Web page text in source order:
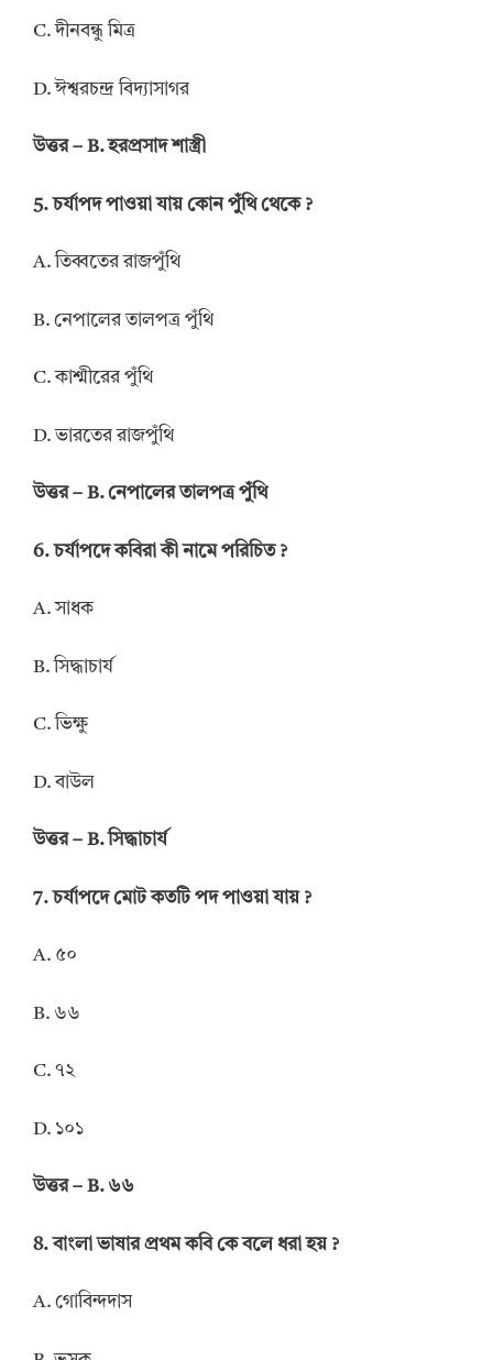
C. দীনবন্ধু মিত্র
D. ঈশ্বরচন্দ্র বিদ্যাসাগর
উত্তর – B. হরপ্রসাদ শাস্ত্রী
5. চর্যাপদ পাওয়া যায় কোন পুঁথি থেকে ?
A. তিব্বতের রাজপুঁথি
B. নেপালের তালপত্র পুঁথি
C. কাশ্মীরের পুঁথি
D. ভারতের রাজপুঁথি
উত্তর – B. নেপালের তালপত্র পুঁথি
6. চর্যাপদে কবিরা কী নামে পরিচিত ?
A. সাধক
B. সিদ্ধাচার্য
C. ভিক্ষু
D. বাউল
উত্তর – B. সিদ্ধাচার্য
7. চর্যাপদে মোট কতটি পদ পাওয়া যায় ?
A. ৫০
B. ৬৬
C. ৭২
D. ১০১
উত্তর – B. ৬৬
8. বাংলা ভাষার প্রথম কবি কে বলে ধরা হয় ?
A. গোবিন্দদাস